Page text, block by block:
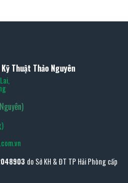
Thuật Thảo Nguyên
do Sở KH & ĐT TP Hải Phòng cấp